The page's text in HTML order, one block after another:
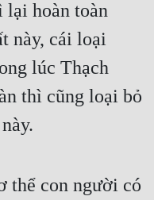
lại hoàn toàn
này, cái loại
lúc Thạch
thì cũng loại bỏ
thể con người có